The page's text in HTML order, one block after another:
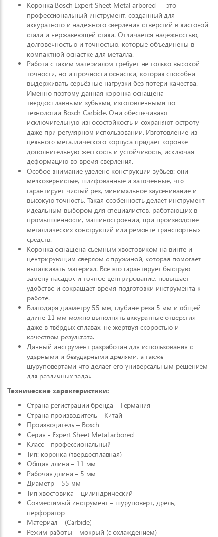
Коронка Bosch Expert Sheet Metal arbored — это
профессиональный инструмент, созданный для
аккуратного и надежного сверления отверстий в листовой
стали и нержавеющей стали. Отличается надёжностью,
долговечностью и точностью, которые объединены в
компактной оснастке для металла.
Работа с таким материалом требует не только высокой
точности, но и прочности оснастки, которая способна
выдерживать серьёзные нагрузки без потери качества.
Именно поэтому данная коронка оснащена
твёрдосплавными зубьями, изготовленными по
технологии Bosch Carbide. Они обеспечивают
исключительную износостойкость и сохраняют остроту
даже при регулярном использовании. Изготовление из
цельного металлического корпуса придаёт коронке
дополнительную жёсткость и устойчивость, исключая
деформацию во время сверления.
Особое внимание уделено конструкции зубьев: они
мелкозернистые, шлифованные и заточенные, что
гарантирует чистый рез, минимальное заусенивание и
высокую точность. Такая особенность делает инструмент
идеальным выбором для специалистов, работающих в
промышленности, машиностроении, при производстве
металлических конструкций или ремонте транспортных
средств.
Коронка оснащена съемным хвостовиком на винте и
центрирующим сверлом с пружиной, которая помогает
выталкивать материал. Все это гарантирует быструю
замену насадок и точное центрирование, повышает
удобство и сокращает время подготовки инструмента к
работе.
Благодаря диаметру 55 мм, глубине реза 5 мм и общей
длине 11 мм можно выполнять аккуратные отверстия
даже в твёрдых сплавах, не жертвуя скоростью и
качеством результата.
Данный инструмент разработан для использования с
ударными и безударными дрелями, а также
шуруповертами что делает его универсальным решением
для различных задач.
Технические характеристики:
Страна регистрации бренда – Германия
Страна производитель - Китай
Производитель – Bosch
Серия - Expert Sheet Metal arbored
Класс - профессиональный
Тип: коронка (твердосплавная)
Общая длина – 11 мм
Рабочая длина – 5 мм
Диаметр – 55 мм
Тип хвостовика – цилиндрический
Совместимый инструмент – шуруповерт, дрель,
перфоратор
Материал – (Carbide)
Режим работы – мокрый (с охлаждением)